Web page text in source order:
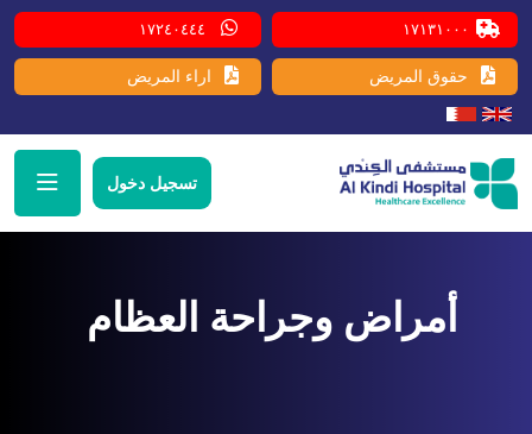
١٧١٣١٠٠٠ ١٧٢٤٠٤٤٤
حقوق المريض اراء المريض
تسجيل دخول
أمراض وجراحة العظام